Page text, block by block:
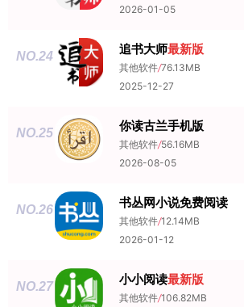
2026-01-05
NO.24 追书大师最新版
其他软件/76.13MB
2025-12-27
NO.25 你读古兰手机版
其他软件/56.16MB
2026-08-05
NO.26 书丛网小说免费阅读
其他软件/12.14MB
2026-01-12
NO.27 小小阅读最新版
其他软件/106.82MB